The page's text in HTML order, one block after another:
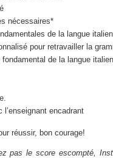
nécessaires*
de la langue
pour retravailler la
de la langue
encadrant
réussir, bon courage!
pas le score escompté,